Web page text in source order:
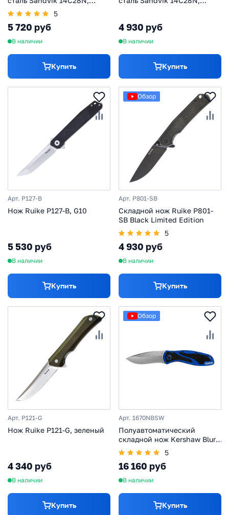
рукоять G10, черно-синий
5
5 720 руб
В наличии
Купить
4 930 руб
В наличии
Купить
Арт. P127-B
Нож Ruike P127-B, G10
5 530 руб
В наличии
Купить
Обзор
Арт. P801-SB
Складной нож Ruike P801-
SB Black Limited Edition
5
4 930 руб
В наличии
Купить
Арт. P121-G
Нож Ruike P121-G, зеленый
4 340 руб
В наличии
Купить
Обзор
Арт. 1670NBSW
Полуавтоматический
складной нож Kershaw Blur,
сталь 14C28N, рукоять
алюминий/trac-tec, синий
5
16 160 руб
В наличии
Купить